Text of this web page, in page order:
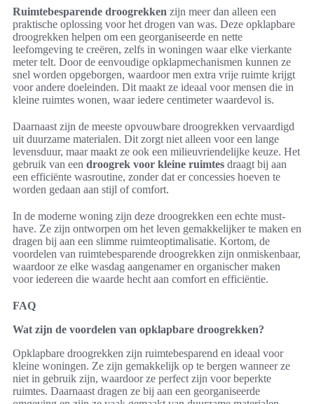
Ruimtebesparende droogrekken zijn meer dan alleen een
praktische oplossing voor het drogen van was. Deze opklapbare
droogrekken helpen om een georganiseerde en nette
leefomgeving te creëren, zelfs in woningen waar elke vierkante
meter telt. Door de eenvoudige opklapmechanismen kunnen ze
snel worden opgeborgen, waardoor men extra vrije ruimte krijgt
voor andere doeleinden. Dit maakt ze ideaal voor mensen die in
kleine ruimtes wonen, waar iedere centimeter waardevol is.
Daarnaast zijn de meeste opvouwbare droogrekken vervaardigd
uit duurzame materialen. Dit zorgt niet alleen voor een lange
levensduur, maar maakt ze ook een milieuvriendelijke keuze. Het
gebruik van een droogrek voor kleine ruimtes draagt bij aan
een efficiënte wasroutine, zonder dat er concessies hoeven te
worden gedaan aan stijl of comfort.
In de moderne woning zijn deze droogrekken een echte must-
have. Ze zijn ontworpen om het leven gemakkelijker te maken en
dragen bij aan een slimme ruimteoptimalisatie. Kortom, de
voordelen van ruimtebesparende droogrekken zijn onmiskenbaar,
waardoor ze elke wasdag aangenamer en organischer maken
voor iedereen die waarde hecht aan comfort en efficiëntie.
FAQ
Wat zijn de voordelen van opklapbare droogrekken?
Opklapbare droogrekken zijn ruimtebesparend en ideaal voor
kleine woningen. Ze zijn gemakkelijk op te bergen wanneer ze
niet in gebruik zijn, waardoor ze perfect zijn voor beperkte
ruimtes. Daarnaast dragen ze bij aan een georganiseerde